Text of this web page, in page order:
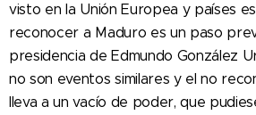
visto en la Unión Europea y países
reconocer a Maduro es un paso
presidencia de Edmundo González
no son eventos similares y el no
lleva a un vacío de poder, que